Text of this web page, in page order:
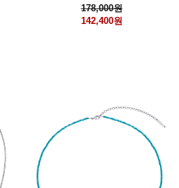
178,000원
142,400원